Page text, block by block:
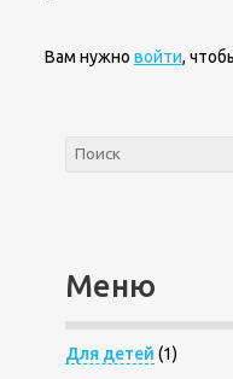
Вам нужно войти,
Меню
Для детей (1)